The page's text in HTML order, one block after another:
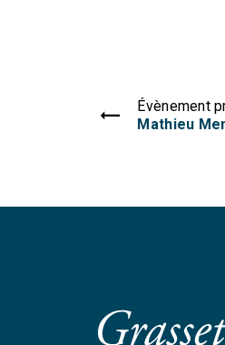
Évènement
Mathieu